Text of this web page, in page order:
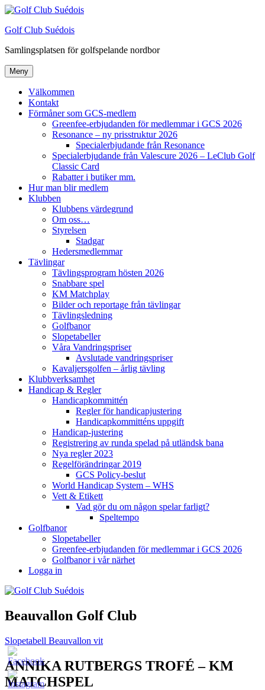
Hoppa
innehåll
Golf Club Suédois
Samlingsplatsen för golfspelande nordbor
Meny
Välkommen
Kontakt
Förmåner som GCS-medlem
Greenfee-erbjudanden för medlemmar i GCS 2026
Resonance – ny prisstruktur 2026
Specialerbjudande från Resonance
Specialerbjudande från Valescure 2026 – LeClub Golf
Classic Card
Rabatter i butiker mm.
Hur man blir medlem
Klubben
Klubbens värdegrund
Om oss…
Styrelsen
Stadgar
Hedersmedlemmar
Tävlingar
Tävlingsprogram hösten 2026
Snabbare spel
KM Matchplay
Bilder och reportage från tävlingar
Tävlingsledning
Golfbanor
Slopetabeller
Våra Vandringspriser
Avslutade vandringspriser
Kavaljersgolfen – årlig tävling
Klubbverksamhet
Handicap & Regler
Handicapkommittén
Regler för handicapjustering
Handicapkommitténs uppgift
Handicap-justering
Registrering av runda spelad på utländsk bana
Nya regler 2023
Regelförändringar 2019
GCS Policy-beslut
World Handicap System – WHS
Vett & Etikett
Vad gör du om någon spelar farligt?
Speltempo
Golfbanor
Slopetabeller
Greenfee-erbjudanden för medlemmar i GCS 2026
Golfbanor i vår närhet
Logga in
Beauvallon Golf Club
Slopetabell Beauvallon vit
ANNIKA RUTBERGS TROFÉ – KM
MATCHSPEL